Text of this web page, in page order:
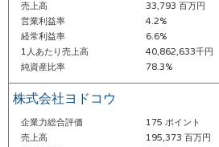
売上高
33,793 百万円
営業利益率
4.2%
経常利益率
6.6%
1人あたり売上高
40,862,633千円
純資産比率
78.3%
株式会社ヨドコウ
企業力総合評価
175 ポイント
売上高
195,373 百万円